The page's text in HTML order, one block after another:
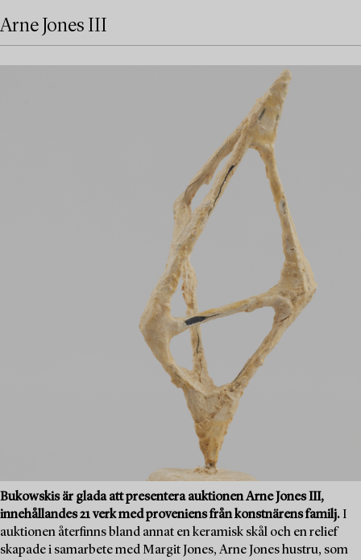
Arne Jones III
Bukowskis är glada att presentera auktionen Arne Jones III,
innehållandes 21 verk med proveniens från konstnärens familj. I
auktionen återfinns bland annat en keramisk skål och en relief
skapade i samarbete med Margit Jones, Arne Jones hustru, som